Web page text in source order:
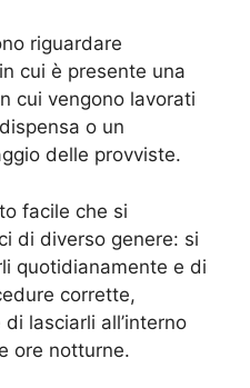
riguardare
cui è presente una
cui vengono lavorati
o un
delle provviste.
facile che si
di diverso genere: si
quotidianamente e di
corrette,
lasciarli all’interno
ore notturne.